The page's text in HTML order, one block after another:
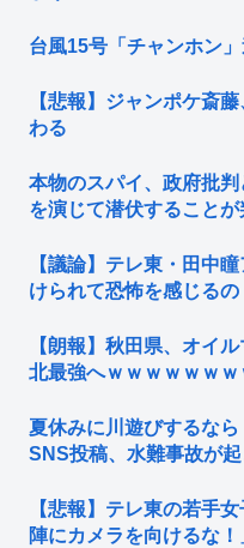
台風15号「チャンホン
【悲報】ジャンポケ斎
わる
本物のスパイ、政府批判
を演じて潜伏することが
【議論】テレ東・田中
けられて恐怖を感じる
【朗報】秋田県、オイ
北最強へｗｗｗｗｗｗｗ
夏休みに川遊びするな
SNS投稿、水難事故が
【悲報】テレ東の若手
陣にカメラを向けるな